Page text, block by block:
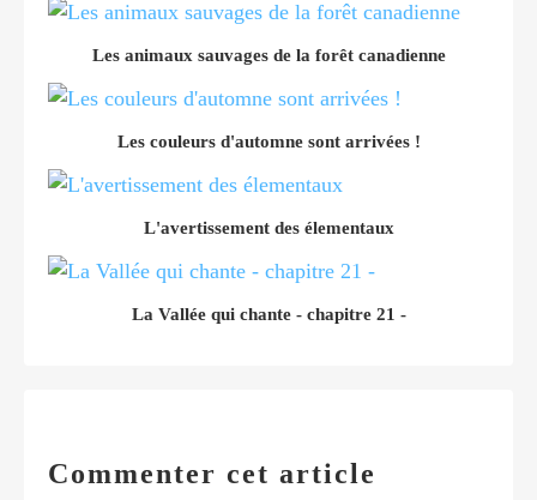
Les animaux sauvages de la forêt canadienne
Les couleurs d'automne sont arrivées !
L'avertissement des élementaux
La Vallée qui chante - chapitre 21 -
Commenter cet article